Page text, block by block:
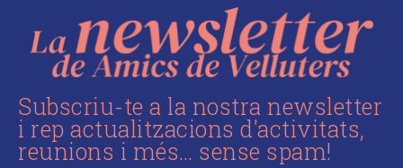
Subscriu-te a la nostra newsletter
i rep actualitzacions d'activitats,
reunions i més… sense spam!